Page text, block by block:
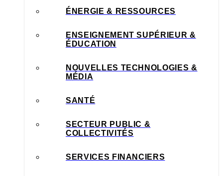
ÉNERGIE & RESSOURCES
ENSEIGNEMENT SUPÉRIEUR &
ÉDUCATION
NOUVELLES TECHNOLOGIES &
MÉDIA
SANTÉ
SECTEUR PUBLIC &
COLLECTIVITÉS
SERVICES FINANCIERS